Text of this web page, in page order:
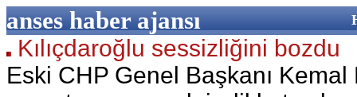
anses haber ajansı
Kılıçdaroğlu sessizliğini bozdu
Eski CHP Genel Başkanı Kemal